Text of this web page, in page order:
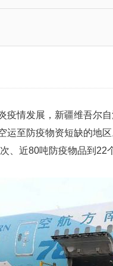
疫情发展，新疆维吾尔
运至防疫物资短缺的地
、近80吨防疫物品到22